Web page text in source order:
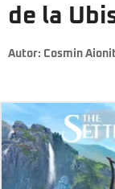
de la
Autor: Cosmin